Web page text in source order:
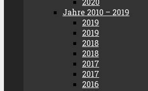
Jahre 2010 – 2019
2019
2019
2018
2018
2017
2017
2016